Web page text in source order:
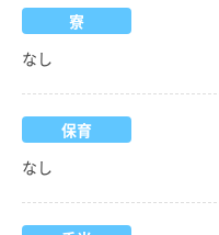
寮
なし
保育
なし